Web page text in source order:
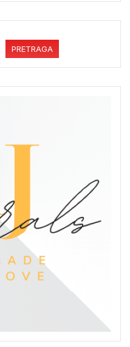
PRETRAGA